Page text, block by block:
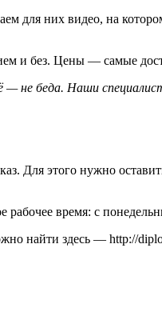
для них видео, на
и без. Цены — самые
— не беда. Наши
Для этого нужно
время: с
найти здесь — http://